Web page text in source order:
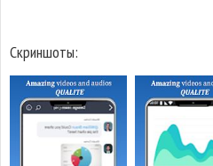
Скриншоты: